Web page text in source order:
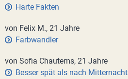
Harte Fakten
von Felix M., 21 Jahre
Farbwandler
von Sofia Chautems, 21 Jahre
Besser spät als nach Mitternacht